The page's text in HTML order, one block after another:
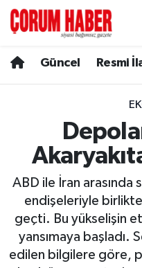
Güncel Resmi
ABD ile İran arasında
endişeleriyle
geçti. Bu yükselişin
yansımaya başladı.
edilen bilgilere göre,
Spor
Resmi İlanlar
Alaca
Bayat
Boğazkale
Dodurga
Hava Durumu
Çorum Namaz
Trafik Durumu
Süper Lig Puan
Tüm Manşetler
Son Dakika